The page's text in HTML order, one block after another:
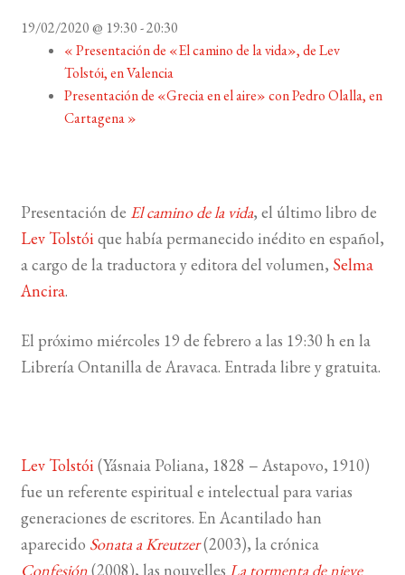
CONTACTO
19/02/2020 @ 19:30-20:30
«Presentación de «El camino de la vida», de Lev
Tolstói, en Valencia
Presentación de «Grecia en el aire» con Pedro Olalla, en
Cartagena»
Presentación de El camino de la vida, el último libro de
Lev Tolstóique había permanecido inédito en español,
a cargo de la traductora y editora del volumen, Selma
Ancira.
El próximo miércoles 19 de febrero a las 19:30 h en la
Librería Ontanilla de Aravaca. Entrada libre y gratuita.
Lev Tolstói(Yásnaia Poliana, 1828 − Astapovo, 1910)
fue un referente espiritual e intelectual para varias
generaciones de escritores. En Acantilado han
aparecido Sonata a Kreutzer(2003), la crónica
Confesión(2008), las nouvelles La tormenta de nieve